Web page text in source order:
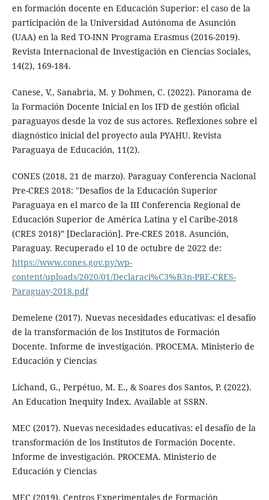
en formación docente en Educación Superior: el caso de la
participación de la Universidad Autónoma de Asunción
(UAA) en la Red TO-INN Programa Erasmus (2016-2019).
Revista Internacional de Investigación en Ciencias Sociales,
14(2), 169-184.
Canese, V., Sanabria, M. y Dohmen, C. (2022). Panorama de
la Formación Docente Inicial en los IFD de gestión oficial
paraguayos desde la voz de sus actores. Reflexiones sobre el
diagnóstico inicial del proyecto aula PYAHU. Revista
Paraguaya de Educación, 11(2).
CONES (2018, 21 de marzo). Paraguay Conferencia Nacional
Pre-CRES 2018: "Desafíos de la Educación Superior
Paraguaya en el marco de la III Conferencia Regional de
Educación Superior de América Latina y el Caribe-2018
(CRES 2018)” [Declaración]. Pre-CRES 2018. Asunción,
Paraguay. Recuperado el 10 de octubre de 2022 de:
https://www.cones.gov.py/wp-
content/uploads/2020/01/Declaraci%C3%B3n-PRE-CRES-
Paraguay-2018.pdf
Demelene (2017). Nuevas necesidades educativas: el desafío
de la transformación de los Institutos de Formación
Docente. Informe de investigación. PROCEMA. Ministerio de
Educación y Ciencias
Lichand, G., Perpétuo, M. E., & Soares dos Santos, P. (2022).
An Education Inequity Index. Available at SSRN.
MEC (2017). Nuevas necesidades educativas: el desafío de la
transformación de los Institutos de Formación Docente.
Informe de investigación. PROCEMA. Ministerio de
Educación y Ciencias
MEC (2019). Centros Experimentales de Formación